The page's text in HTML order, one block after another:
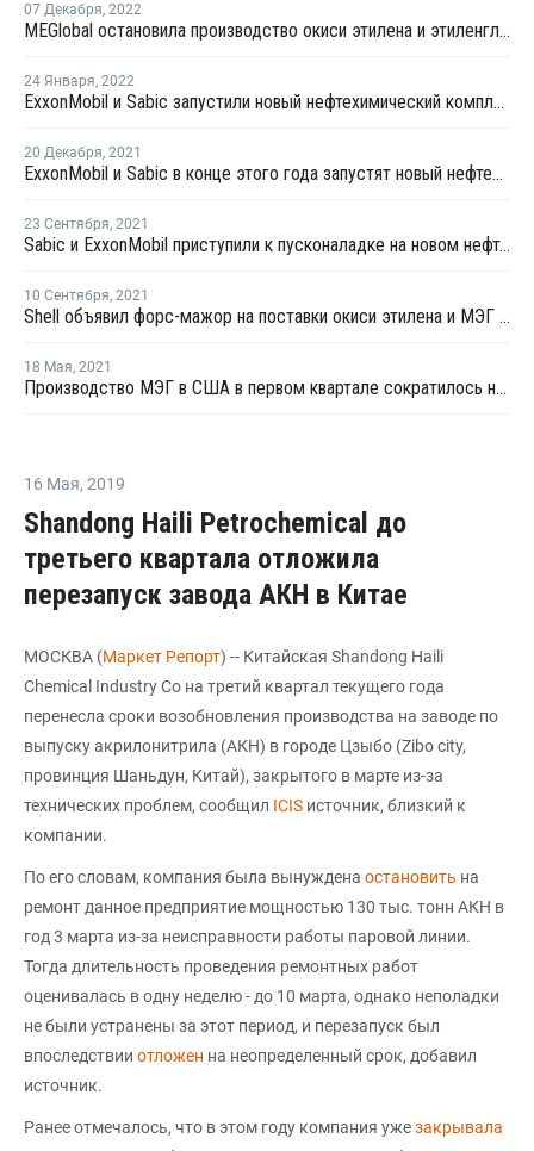
07 Декабря, 2022
MEGlobal остановила производство окиси этилена и этиленгликоля в США на внеплановый ремонт
24 Января, 2022
ExxonMobil и Sabic запустили новый нефтехимический комплекс в США
20 Декабря, 2021
ExxonMobil и Sabic в конце этого года запустят новый нефтехимический комплекс в США
23 Сентября, 2021
Sabic и ExxonMobil приступили к пусконаладке на новом нефтехимическом комплексе в США
10 Сентября, 2021
Shell объявил форс-мажор на поставки окиси этилена и МЭГ в Луизиане
18 Мая, 2021
Производство МЭГ в США в первом квартале сократилось на 21,8%
16 Мая, 2019
Shandong Haili Petrochemical до
третьего квартала отложила
перезапуск завода АКН в Китае
МОСКВА (Маркет Репорт) -- Китайская Shandong Haili
Chemical Industry Co на третий квартал текущего года
перенесла сроки возобновления производства на заводе по
выпуску акрилонитрила (АКН) в городе Цзыбо (Zibo city,
провинция Шаньдун, Китай), закрытого в марте из-за
технических проблем, сообщил ICIS источник, близкий к
компании.
По его словам, компания была вынуждена остановить на
ремонт данное предприятие мощностью 130 тыс. тонн АКН в
год 3 марта из-за неисправности работы паровой линии.
Тогда длительность проведения ремонтных работ
оценивалась в одну неделю - до 10 марта, однако неполадки
не были устранены за этот период, и перезапуск был
впоследствии отложен на неопределенный срок, добавил
источник.
Ранее отмечалось, что в этом году компания ужезакрывала